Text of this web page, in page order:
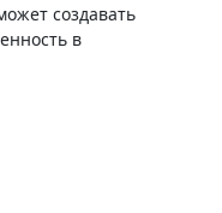
создавать
в